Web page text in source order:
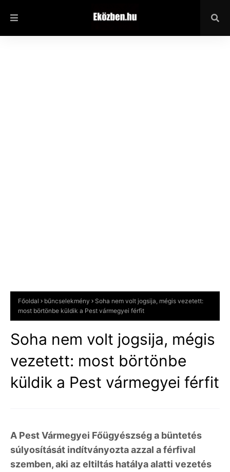
Főoldal bűncselekmény
Soha nem volt jogsija, mégis vezetett:
most börtönbe küldik a Pest vármegyei férfit
Soha nem volt jogsija, mégis
vezetett: most börtönbe
küldik a Pest vármegyei férfit
A Pest Vármegyei Főügyészség a büntetés
súlyosítását indítványozta azzal a férfival
szemben, aki az eltiltás hatálya alatti vezetés